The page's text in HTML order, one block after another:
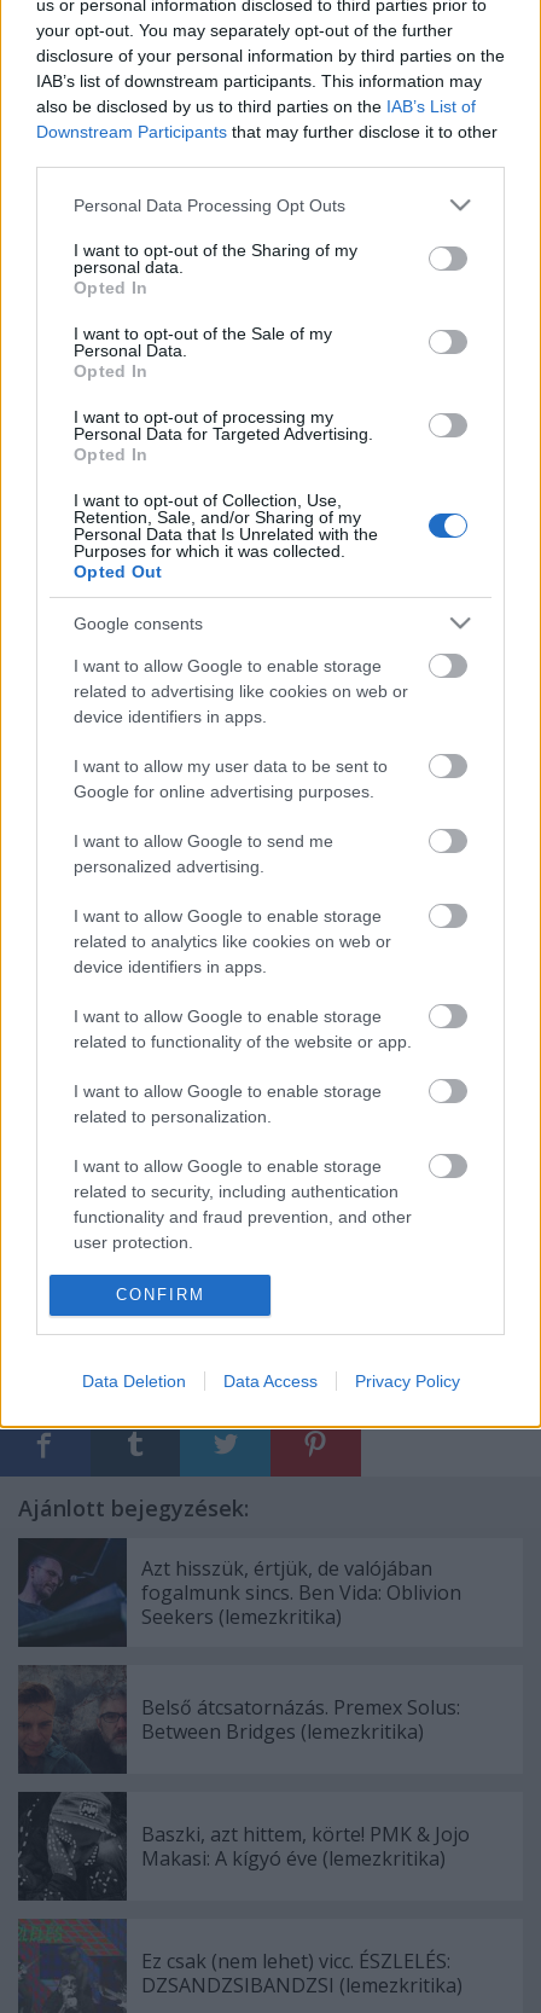
us or personal information disclosed to third parties prior to
your opt-out. You may separately opt-out of the further
disclosure of your personal information by third parties on the
IAB’s list of downstream participants. This information may
also be disclosed by us to third parties on the IAB’s List of
Downstream Participants that may further disclose it to other
Please note that this website/app uses one or more Google
not limited to your visit or usage behaviour. You may click to
grant or deny consent to Google and its third-party tags to
use your data for below specified purposes in below Google
consent section.
Personal Data Processing Opt Outs
I want to opt-out of the Sharing of my
personal data.
Opted In
I want to opt-out of the Sale of my
Personal Data.
Opted In
I want to opt-out of processing my
Personal Data for Targeted Advertising.
Opted In
I want to opt-out of Collection, Use,
Retention, Sale, and/or Sharing of my
Personal Data that Is Unrelated with the
Purposes for which it was collected.
Opted Out
Google consents
I want to allow Google to enable storage
related to advertising like cookies on web or
device identifiers in apps.
I want to allow my user data to be sent to
Google for online advertising purposes.
I want to allow Google to send me
personalized advertising.
I want to allow Google to enable storage
related to analytics like cookies on web or
device identifiers in apps.
I want to allow Google to enable storage
related to functionality of the website or app.
I want to allow Google to enable storage
related to personalization.
I want to allow Google to enable storage
related to security, including authentication
functionality and fraud prevention, and other
user protection.
CONFIRM
Data Deletion Data Access Privacy Policy
Kiadó:Matador / Bertus
Stílus:folkrock, altrock
Kulcsdal:Lost My Head There
nyitó dal (Pretty Pimpin) lendülete után a lemez
fokozatosan vált éjszakai üzemmódra, így nem
nehéz teljesen kívülállóként elkezdeni szemlélni a
világot. Jön sorban a bendzsó, a steel gitár, a
zongora, a dobgép és a vegyes hangzás ellenére
sincsenek stílusbeli túlkapások. Vile amúgy sem
csinál nagy ügyet abból, hogy megírta az idei év
egyik legjobb lemezét, csak jön, eljátssza, mi meg
hallgatjuk.
9/10
a lemez:
gyorstár rec035
Ajánlott bejegyzések:
Azt hisszük, értjük, de valójában
fogalmunk sincs. Ben Vida: Oblivion
Seekers (lemezkritika)
Belső átcsatornázás. Premex Solus:
Between Bridges (lemezkritika)
Baszki, azt hittem, körte! PMK & Jojo
Makasi: A kígyó éve (lemezkritika)
Ez csak (nem lehet) vicc. ÉSZLELÉS:
DZSANDZSIBANDZSI (lemezkritika)